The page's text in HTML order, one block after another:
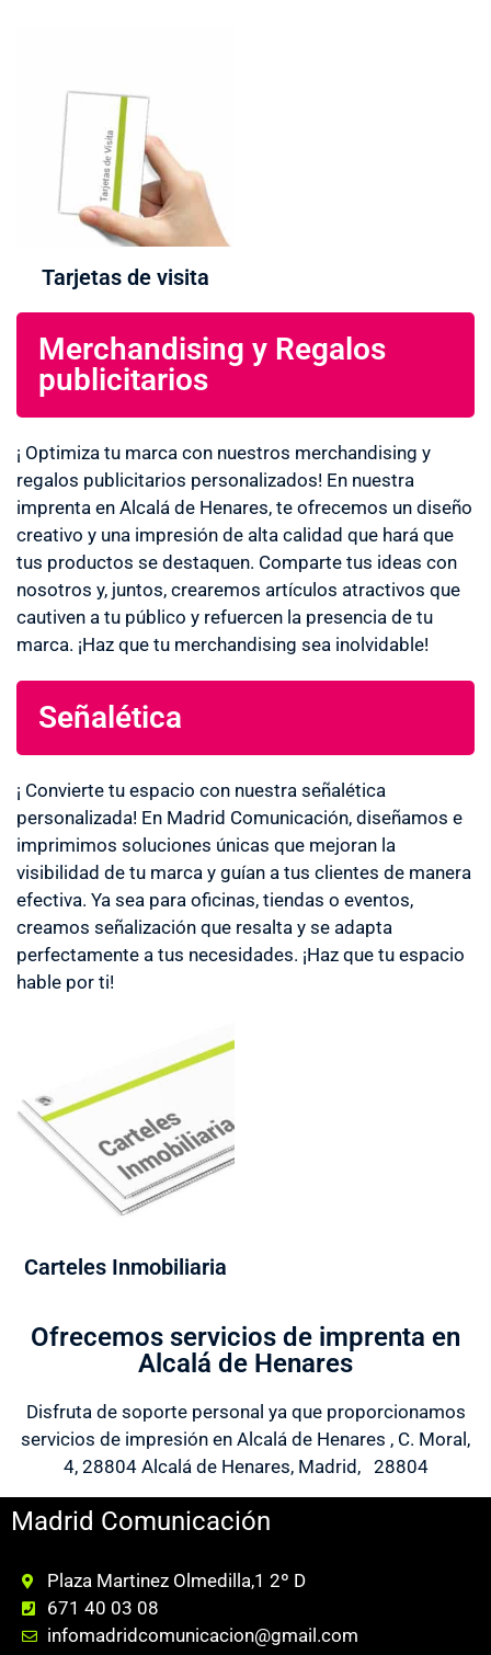
Tarjetas de visita
Merchandising y Regalos
publicitarios
¡ Optimiza tu marca con nuestros merchandising y
regalos publicitarios personalizados! En nuestra
imprenta en Alcalá de Henares, te ofrecemos un diseño
creativo y una impresión de alta calidad que hará que
tus productos se destaquen. Comparte tus ideas con
nosotros y, juntos, crearemos artículos atractivos que
cautiven a tu público y refuercen la presencia de tu
marca. ¡Haz que tu merchandising sea inolvidable!
Señalética
¡ Convierte tu espacio con nuestra señalética
personalizada! En Madrid Comunicación, diseñamos e
imprimimos soluciones únicas que mejoran la
visibilidad de tu marca y guían a tus clientes de manera
efectiva. Ya sea para oficinas, tiendas o eventos,
creamos señalización que resalta y se adapta
perfectamente a tus necesidades. ¡Haz que tu espacio
hable por ti!
Carteles Inmobiliaria
Ofrecemos servicios de imprenta en
Alcalá de Henares
Disfruta de soporte personal ya que proporcionamos
servicios de impresión en Alcalá de Henares , C. Moral,
4, 28804 Alcalá de Henares, Madrid, 28804
Madrid Comunicación
Plaza Martinez Olmedilla,1 2º D
671 40 03 08
infomadridcomunicacion@gmail.com